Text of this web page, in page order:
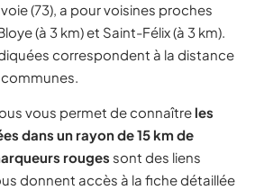
(73), a pour voisines proches
(à 3 km) et Saint-Félix (à 3 km).
correspondent à la distance
vous permet de connaître les
dans un rayon de 15 km de
rouges sont des liens
donnent accès à la fiche détaillée